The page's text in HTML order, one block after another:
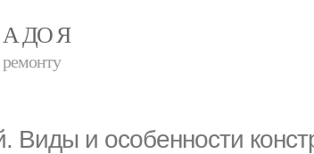
ДО Я
ремонту
и особенности